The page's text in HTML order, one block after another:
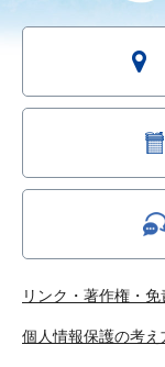
リンク・著作権・免
個人情報保護の考え